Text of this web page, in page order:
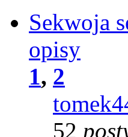
Sekwoja
opisy
1, 2
52